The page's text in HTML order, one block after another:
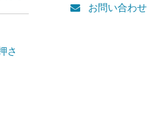
さ
お問い合わせ